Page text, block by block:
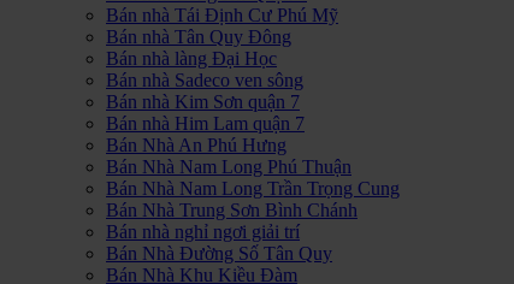
Bán nhà Tái Định Cư Phú Mỹ
Bán nhà Tân Quy Đông
Bán nhà làng Đại Học
Bán nhà Sadeco ven sông
Bán nhà Kim Sơn quận 7
Bán nhà Him Lam quận 7
Bán Nhà An Phú Hưng
Bán Nhà Nam Long Phú Thuận
Bán Nhà Nam Long Trần Trọng Cung
Bán Nhà Trung Sơn Bình Chánh
Bán nhà nghỉ ngơi giải trí
Bán Nhà Đường Số Tân Quy
Bán Nhà Khu Kiều Đàm